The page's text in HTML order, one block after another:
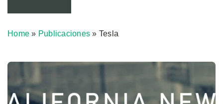
Home » Publicaciones » Tesla